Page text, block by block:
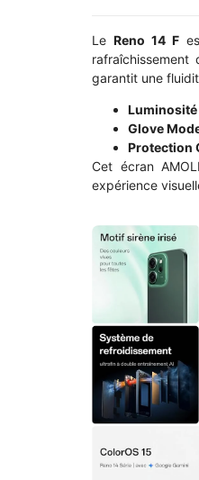
Le Reno 14 F
garantit une
Luminosité
Glove
Protection
Cet écran
expérience